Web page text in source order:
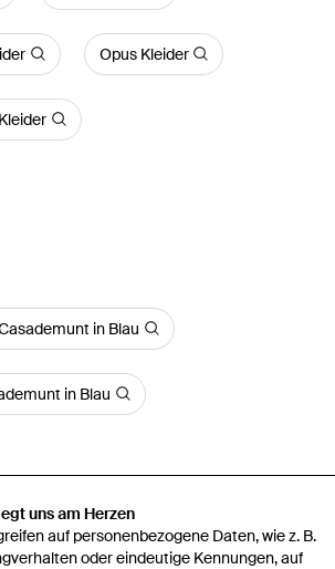
uns am Herzen
auf personenbezogene Daten, wie z. B.
oder eindeutige Kennungen, auf
Opus Kleider
in Blau
in Blau
Lola Casademunt Kleider